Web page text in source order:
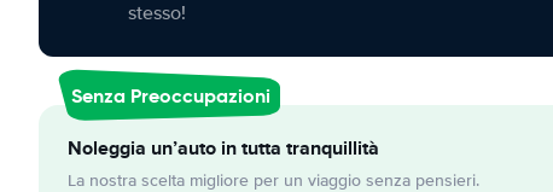
stesso!
Senza Preoccupazioni
Noleggia un’auto in tutta tranquillità
La nostra scelta migliore per un viaggio senza pensieri.